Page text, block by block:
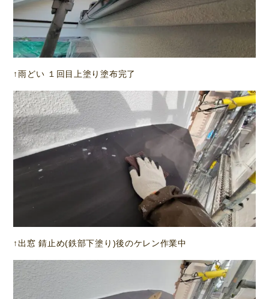
↑雨どい １回目上塗り塗布完了
↑出窓 錆止め(鉄部下塗り)後のケレン作業中